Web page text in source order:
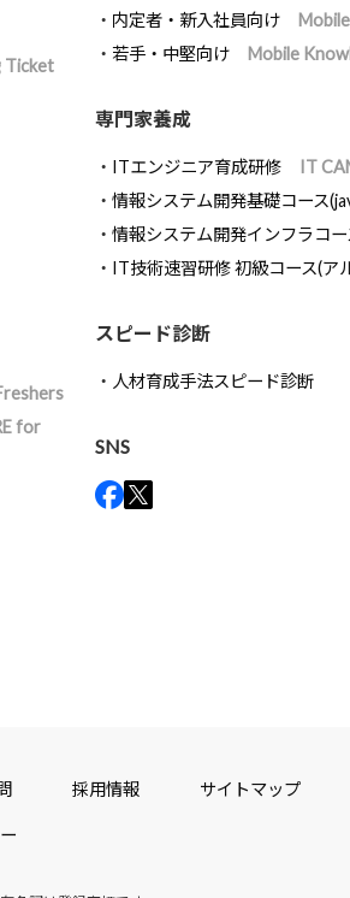
Ticket
for
内定者・新入社員向け
若手・中堅向け
Mobile
専門家養成
ITエンジニア育成研修 IT
情報システム開発基礎コース
情報システム開発インフラコー
IT技術速習研修 初級コース(ア
スピード診断
人材育成手法スピード診断
SNS
採用情報 サイトマップ